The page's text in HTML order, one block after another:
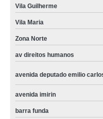
serviço de assistencia tecnica
assistencia tecnica samsung
assistencia tecnica samsung
assistencia tecnica secadora
assistencia tecnica samsung
serviço de assistencia tecnica
empresa de assistencia tecnica
maria
Vila Guilherme
Vila Maria
Zona Norte
av direitos humanos
avenida deputado emilio
avenida imirin
barra funda